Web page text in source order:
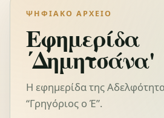
ΨΗΦΙΑΚΌ ΑΡΧΕΊΟ
Εφημερίδα
΄Δημητσάνα'
Η εφημερίδα της
“Γρηγόριος ο Έ”.